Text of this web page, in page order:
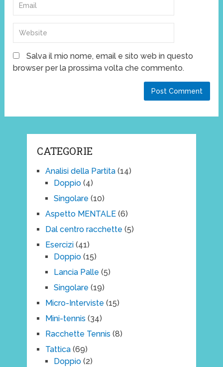
Salva il mio nome, email e sito web in questo
browser per la prossima volta che commento.
CATEGORIE
Analisi della Partita(14)
Doppio(4)
Singolare (10)
Aspetto MENTALE(6)
Dal centro racchette (5)
Esercizi(41)
Doppio(15)
Lancia Palle (5)
Singolare (19)
Micro-Interviste (15)
Mini-tennis (34)
Racchette Tennis (8)
Tattica(69)
Doppio(2)